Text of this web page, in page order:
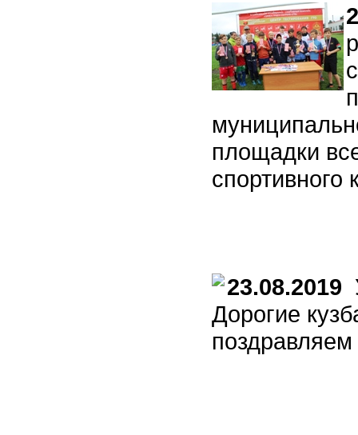
площадки
23.08.2019
Дорогие